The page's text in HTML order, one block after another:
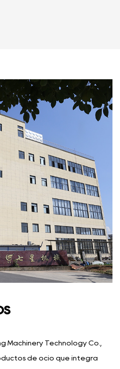
Machinery Technology Co.,
de ocio que integra